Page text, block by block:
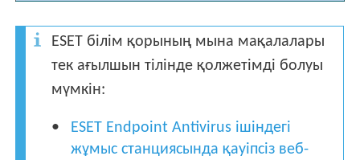
ESET білім қорының мына мақалалары
тек ағылшын тілінде қолжетімді болуы
мүмкін:
ESET Endpoint Antivirus ішіндегі
жұмыс станциясында қауіпсіз веб-